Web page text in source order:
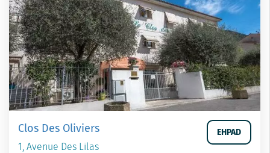
Clos Des Oliviers
1, Avenue Des Lilas
EHPAD